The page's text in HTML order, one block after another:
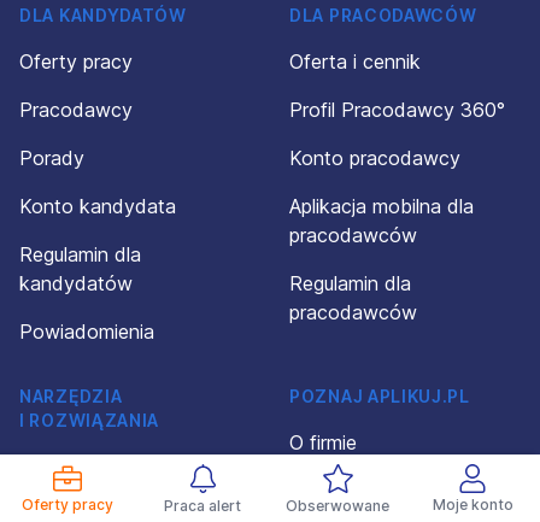
Oferty pracy Praca alert Obserwowane Moje konto
DLA KANDYDATÓW
Oferty pracy
Pracodawcy
Porady
Konto kandydata
Regulamin dla
kandydatów
Powiadomienia
DLA PRACODAWCÓW
Oferta i cennik
Profil Pracodawcy 360°
Konto pracodawcy
Aplikacja mobilna dla
pracodawców
Regulamin dla
pracodawców
NARZĘDZIA
I ROZWIĄZANIA
Kreator CV
Wzory CV
POZNAJ APLIKUJ.PL
O firmie
Kontakt